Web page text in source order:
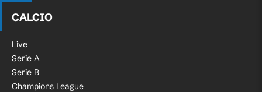
CALCIO
Live
Serie A
Serie B
Champions League